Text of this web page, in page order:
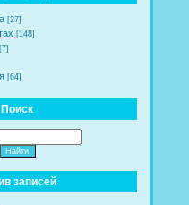
[27]
[148]
[7]
[64]
Поиск
записей